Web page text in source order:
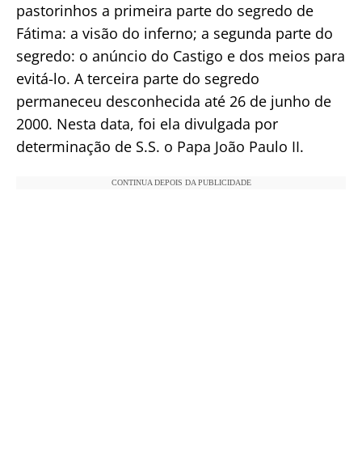
pastorinhos a primeira parte do segredo de
Fátima: a visão do inferno; a segunda parte do
segredo: o anúncio do Castigo e dos meios para
evitá-lo. A terceira parte do segredo
permaneceu desconhecida até 26 de junho de
2000. Nesta data, foi ela divulgada por
determinação de S.S. o Papa João Paulo II.
CONTINUA DEPOIS DA PUBLICIDADE